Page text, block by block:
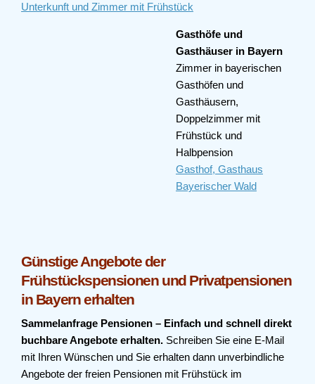
Unterkunft und Zimmer mit Frühstück
Gasthöfe und
Gasthäuser in Bayern
Zimmer in bayerischen
Gasthöfen und
Gasthäusern,
Doppelzimmer mit
Frühstück und
Halbpension
Gasthof, Gasthaus
Bayerischer Wald
Günstige Angebote der
Frühstückspensionen und Privatpensionen
in Bayern erhalten
Sammelanfrage Pensionen – Einfach und schnell direkt
buchbare Angebote erhalten. Schreiben Sie eine E-Mail
mit Ihren Wünschen und Sie erhalten dann unverbindliche
Angebote der freien Pensionen mit Frühstück im